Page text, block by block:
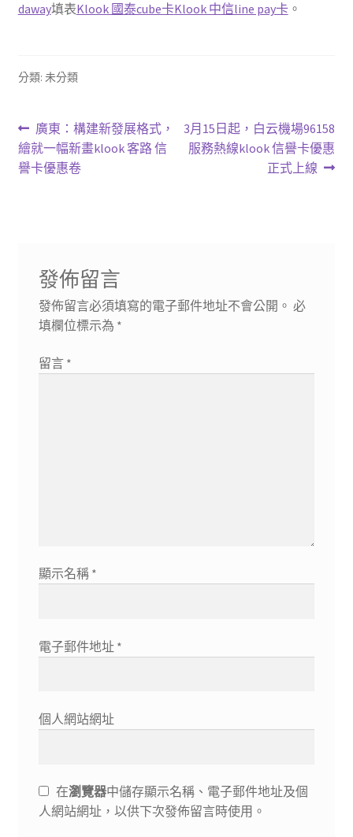
daway填表Klook 國泰cube卡Klook 中信line pay卡。
分類: 未分類
文
章
上
一
篇
廣東：構建新發展格式，
繪就一幅新畫klook 客路 信
譽卡優惠卷
下
一
3月15日起，白云機場96158
服務熱線klook 信譽卡優惠
正式上線
發佈留言
發佈留言必須填寫的電子郵件地址不會公開。 必
填欄位標示為 *
留言 *
顯示名稱 *
電子郵件地址 *
個人網站網址
在瀏覽器中儲存顯示名稱、電子郵件地址及個
人網站網址，以供下次發佈留言時使用。